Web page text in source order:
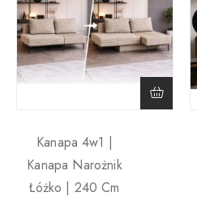
Kanapa 4w1 |
Kanapa Narożnik
Łóżko | 240 Cm